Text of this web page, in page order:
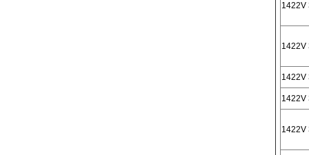
1422V
1422V
1422V
1422V
1422V